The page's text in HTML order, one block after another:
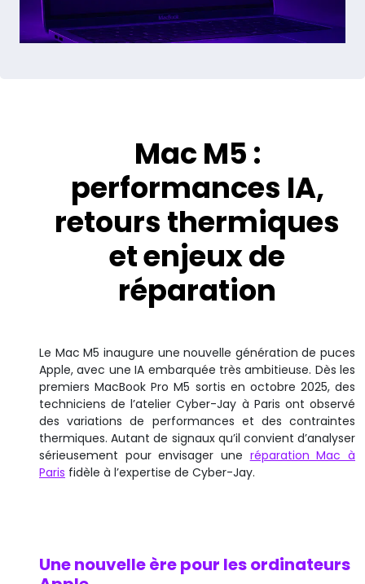
Mac M5 :
performances IA,
retours thermiques
et enjeux de
réparation
Le Mac M5 inaugure une nouvelle génération de puces
Apple, avec une IA embarquée très ambitieuse. Dès les
premiers MacBook Pro M5 sortis en octobre 2025, des
techniciens de l’atelier Cyber-Jay à Paris ont observé
des variations de performances et des contraintes
thermiques. Autant de signaux qu’il convient d’analyser
sérieusement pour envisager une réparation Mac à
Paris fidèle à l’expertise de Cyber-Jay.
Une nouvelle ère pour les ordinateurs